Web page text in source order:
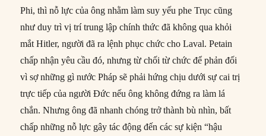
Phi, thì nỗ lực của ông nhằm làm suy yếu phe Trục cũng
như duy trì vị trí trung lập chính thức đã không qua khỏi
mắt Hitler, người đã ra lệnh phục chức cho Laval. Petain
chấp nhận yêu cầu đó, nhưng từ chối từ chức để phản đối
vì sợ những gì nước Pháp sẽ phải hứng chịu dưới sự cai trị
trực tiếp của người Đức nếu ông không đứng ra làm lá
chắn. Nhưng ông đã nhanh chóng trở thành bù nhìn, bất
chấp những nỗ lực gây tác động đến các sự kiện “hậu